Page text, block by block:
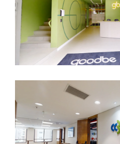
Câmara de
5º